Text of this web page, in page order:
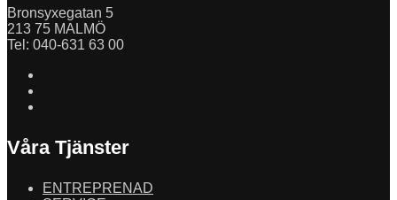
Bronsyxegatan 5
213 75 MALMÖ
Tel: 040-631 63 00
Våra Tjänster
ENTREPRENAD